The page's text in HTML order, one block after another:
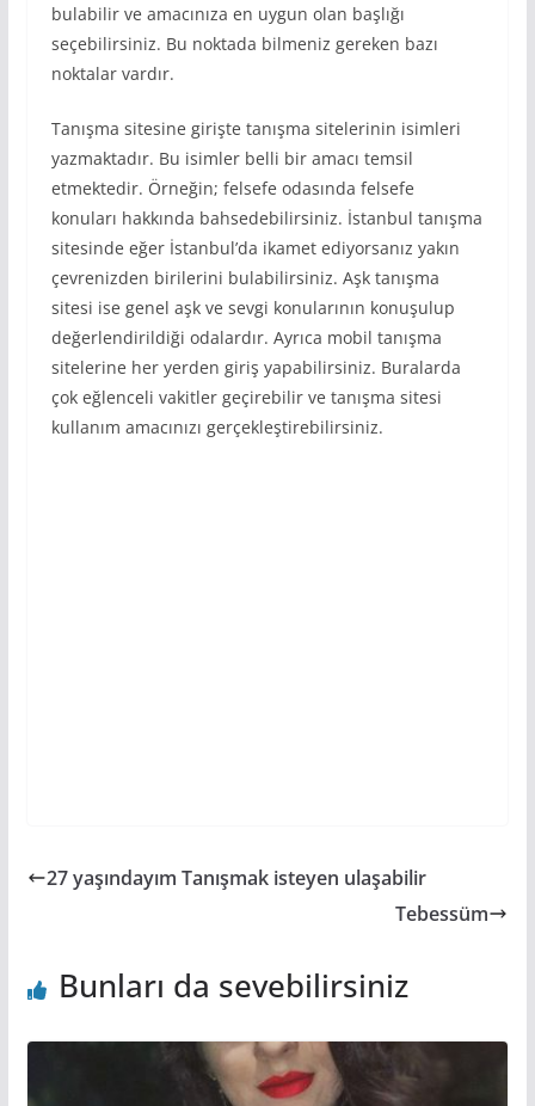
bulabilir ve amacınıza en uygun olan başlığı
seçebilirsiniz. Bu noktada bilmeniz gereken bazı
noktalar vardır.
Tanışma sitesine girişte tanışma sitelerinin isimleri
yazmaktadır. Bu isimler belli bir amacı temsil
etmektedir. Örneğin; felsefe odasında felsefe
konuları hakkında bahsedebilirsiniz. İstanbul tanışma
sitesinde eğer İstanbul’da ikamet ediyorsanız yakın
çevrenizden birilerini bulabilirsiniz. Aşk tanışma
sitesi ise genel aşk ve sevgi konularının konuşulup
değerlendirildiği odalardır. Ayrıca mobil tanışma
sitelerine her yerden giriş yapabilirsiniz. Buralarda
çok eğlenceli vakitler geçirebilir ve tanışma sitesi
kullanım amacınızı gerçekleştirebilirsiniz.
27 yaşındayım Tanışmak isteyen ulaşabilir
Tebessüm
Bunları da sevebilirsiniz